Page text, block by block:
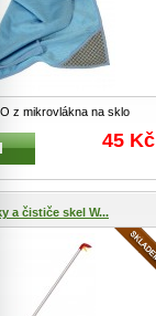
z mikrovlákna na sklo
útěrka na sklo s mi
...
45 Kč
a čističe skel W...